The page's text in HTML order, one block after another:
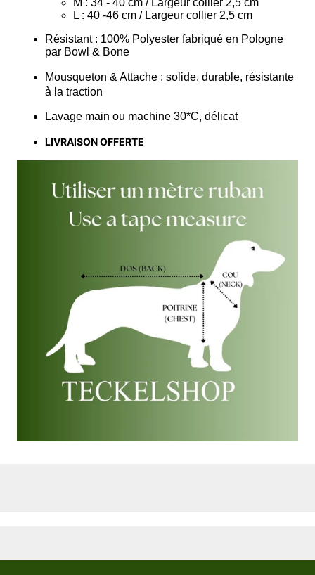
L : 40 -46 cm / Largeur collier 2,5 cm
Résistant : 100% Polyester fabriqué en Pologne
par Bowl & Bone
Mousqueton & Attache : solide, durable, résistante
à la traction
Lavage main ou machine 30*C, délicat
LIVRAISON OFFERTE